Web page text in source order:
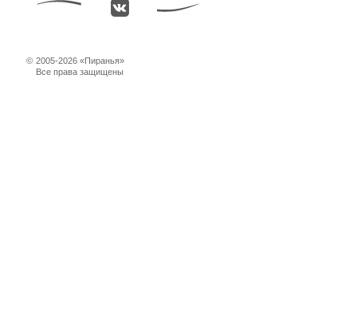
© 2005-2026 «Пиранья»
Все права защищены